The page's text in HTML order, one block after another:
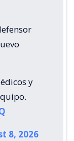
y
8, 2026